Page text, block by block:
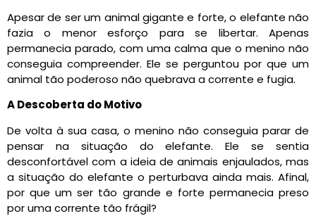
Apesar de ser um animal gigante e forte, o elefante não
fazia o menor esforço para se libertar. Apenas
permanecia parado, com uma calma que o menino não
conseguia compreender. Ele se perguntou por que um
animal tão poderoso não quebrava a corrente e fugia.
A Descoberta do Motivo
De volta à sua casa, o menino não conseguia parar de
pensar na situação do elefante. Ele se sentia
desconfortável com a ideia de animais enjaulados, mas
a situação do elefante o perturbava ainda mais. Afinal,
por que um ser tão grande e forte permanecia preso
por uma corrente tão frágil?